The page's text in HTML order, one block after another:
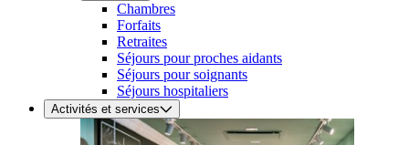
Chambres
Forfaits
Retraites
Séjours pour proches aidants
Séjours pour soignants
Séjours hospitaliers
Activités et services